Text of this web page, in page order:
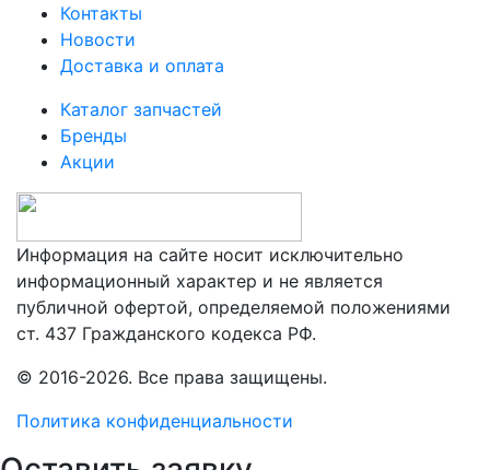
Информация на сайте носит исключительно
информационный характер и не является
публичной офертой, определяемой положениями
ст. 437 Гражданского кодекса РФ.
Контакты
Новости
Доставка и оплата
Каталог запчастей
Бренды
Акции
© 2016-2026. Все права защищены.
Политика конфиденциальности